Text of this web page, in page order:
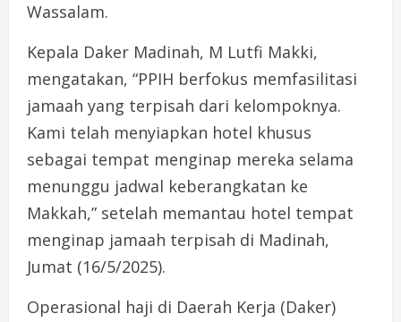
Wassalam.
Kepala Daker Madinah, M Lutfi Makki,
mengatakan, “PPIH berfokus memfasilitasi
jamaah yang terpisah dari kelompoknya.
Kami telah menyiapkan hotel khusus
sebagai tempat menginap mereka selama
menunggu jadwal keberangkatan ke
Makkah,” setelah memantau hotel tempat
menginap jamaah terpisah di Madinah,
Jumat (16/5/2025).
Operasional haji di Daerah Kerja (Daker)